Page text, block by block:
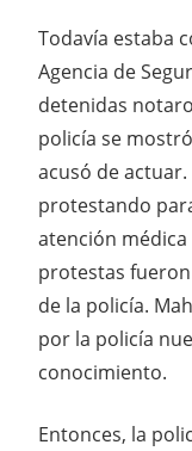
Todavía estaba
Agencia de
detenidas
policía se
acusó de
protestando
atención
protestas
de la policía.
por la policía
conocimiento.
Entonces, la